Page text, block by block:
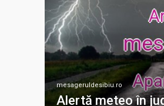
mesageruldesibiu.ro
Alertă meteo în